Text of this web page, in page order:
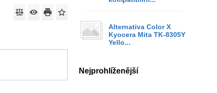
Alternativa Color X
Kyocera Mita TK-8305Y
Yello...
Nejprohlíženější